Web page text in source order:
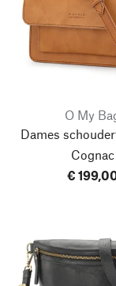
O My
Dames
Cognac
€